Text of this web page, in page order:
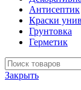
Антисептик
Краски
Грунтовка
Герметик
Закрыть